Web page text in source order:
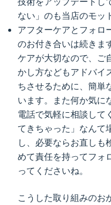
ない」のも当店のモッ
アフターケアとフォロ
のお付き合いは続きま
ケアが大切なので、ご
かし方などもアドバイ
ちさせるために、簡単
います。また何か気に
電話で気軽に相談して
てきちゃった」なんて
し、必要ならお直しも
めて責任を持ってフォ
ってくださいね。
こうした取り組みのお